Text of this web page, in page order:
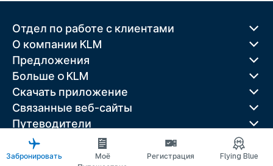
Отдел по работе с клиентами
О компании KLM
Предложения
Больше o KLM
Скачать приложение
Связанные веб-сайты
Путеводители
Лучшие направления
Популярные страны
Забронировать
Моё
Регистрация Flying Blue